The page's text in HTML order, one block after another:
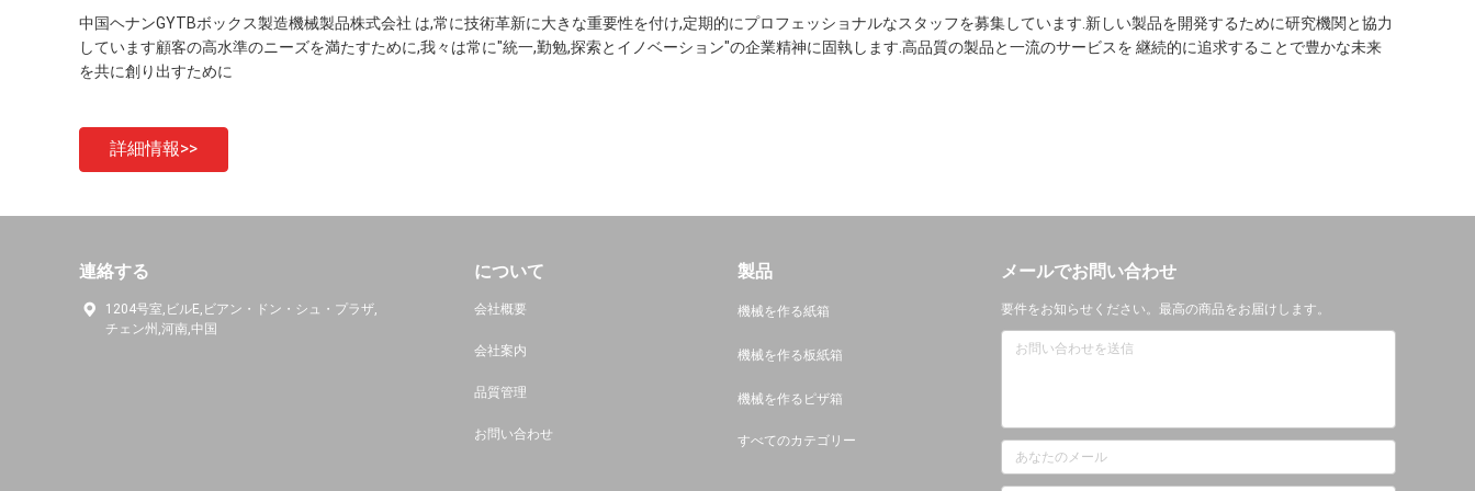
中国ヘナンGYTBボックス製造機械製品株式会社 は,常に技術革新に大きな重要性を付け,定期的にプロフェッショナルなスタッフを募集しています.新しい製品を開発するために研究機関と協力
しています顧客の高水準のニーズを満たすために,我々は常に"統一,勤勉,探索とイノベーション"の企業精神に固執します.高品質の製品と一流のサービスを 継続的に追求することで豊かな未来
を共に創り出すために
詳細情報>>
連絡する
1204号室,ビルE,ビアン・ドン・シュ・プラザ,
チェン州,河南,中国
について
会社概要
会社案内
品質管理
お問い合わせ
製品
機械を作る紙箱
機械を作る板紙箱
機械を作るピザ箱
すべてのカテゴリー
メールでお問い合わせ
要件をお知らせください。最高の商品をお届けします。